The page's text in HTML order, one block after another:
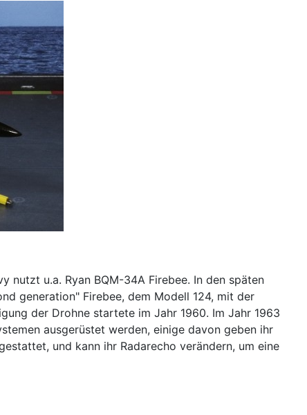
nutzt u.a. Ryan BQM-34A Firebee. In den späten
generation" Firebee, dem Modell 124, mit der
der Drohne startete im Jahr 1960. Im Jahr 1963
ausgerüstet werden, einige davon geben ihr
und kann ihr Radarecho verändern, um eine